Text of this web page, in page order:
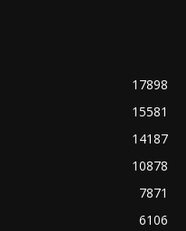
17898
15581
14187
10878
7871
6106